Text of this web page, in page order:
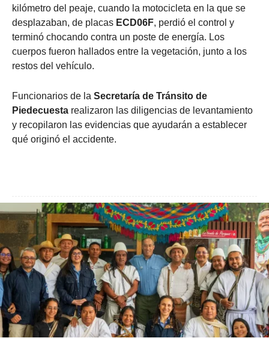
kilómetro del peaje, cuando la motocicleta en la que se
desplazaban, de placas ECD06F, perdió el control y
terminó chocando contra un poste de energía. Los
cuerpos fueron hallados entre la vegetación, junto a los
restos del vehículo.
Funcionarios de la Secretaría de Tránsito de
Piedecuesta realizaron las diligencias de levantamiento
y recopilaron las evidencias que ayudarán a establecer
qué originó el accidente.